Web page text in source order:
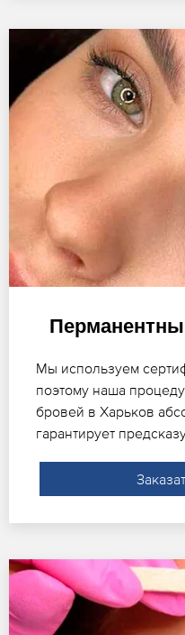
Мы используем
поэтому наша
бровей в Харьков
гарантирует